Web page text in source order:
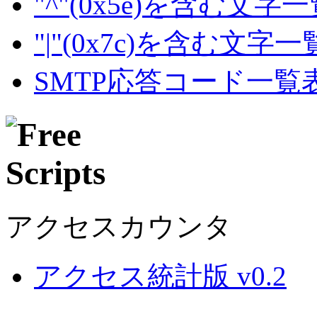
"|"(0x7c)を含む文字一
SMTP応答コード一覧
アクセスカウンタ
アクセス統計版 v0.2